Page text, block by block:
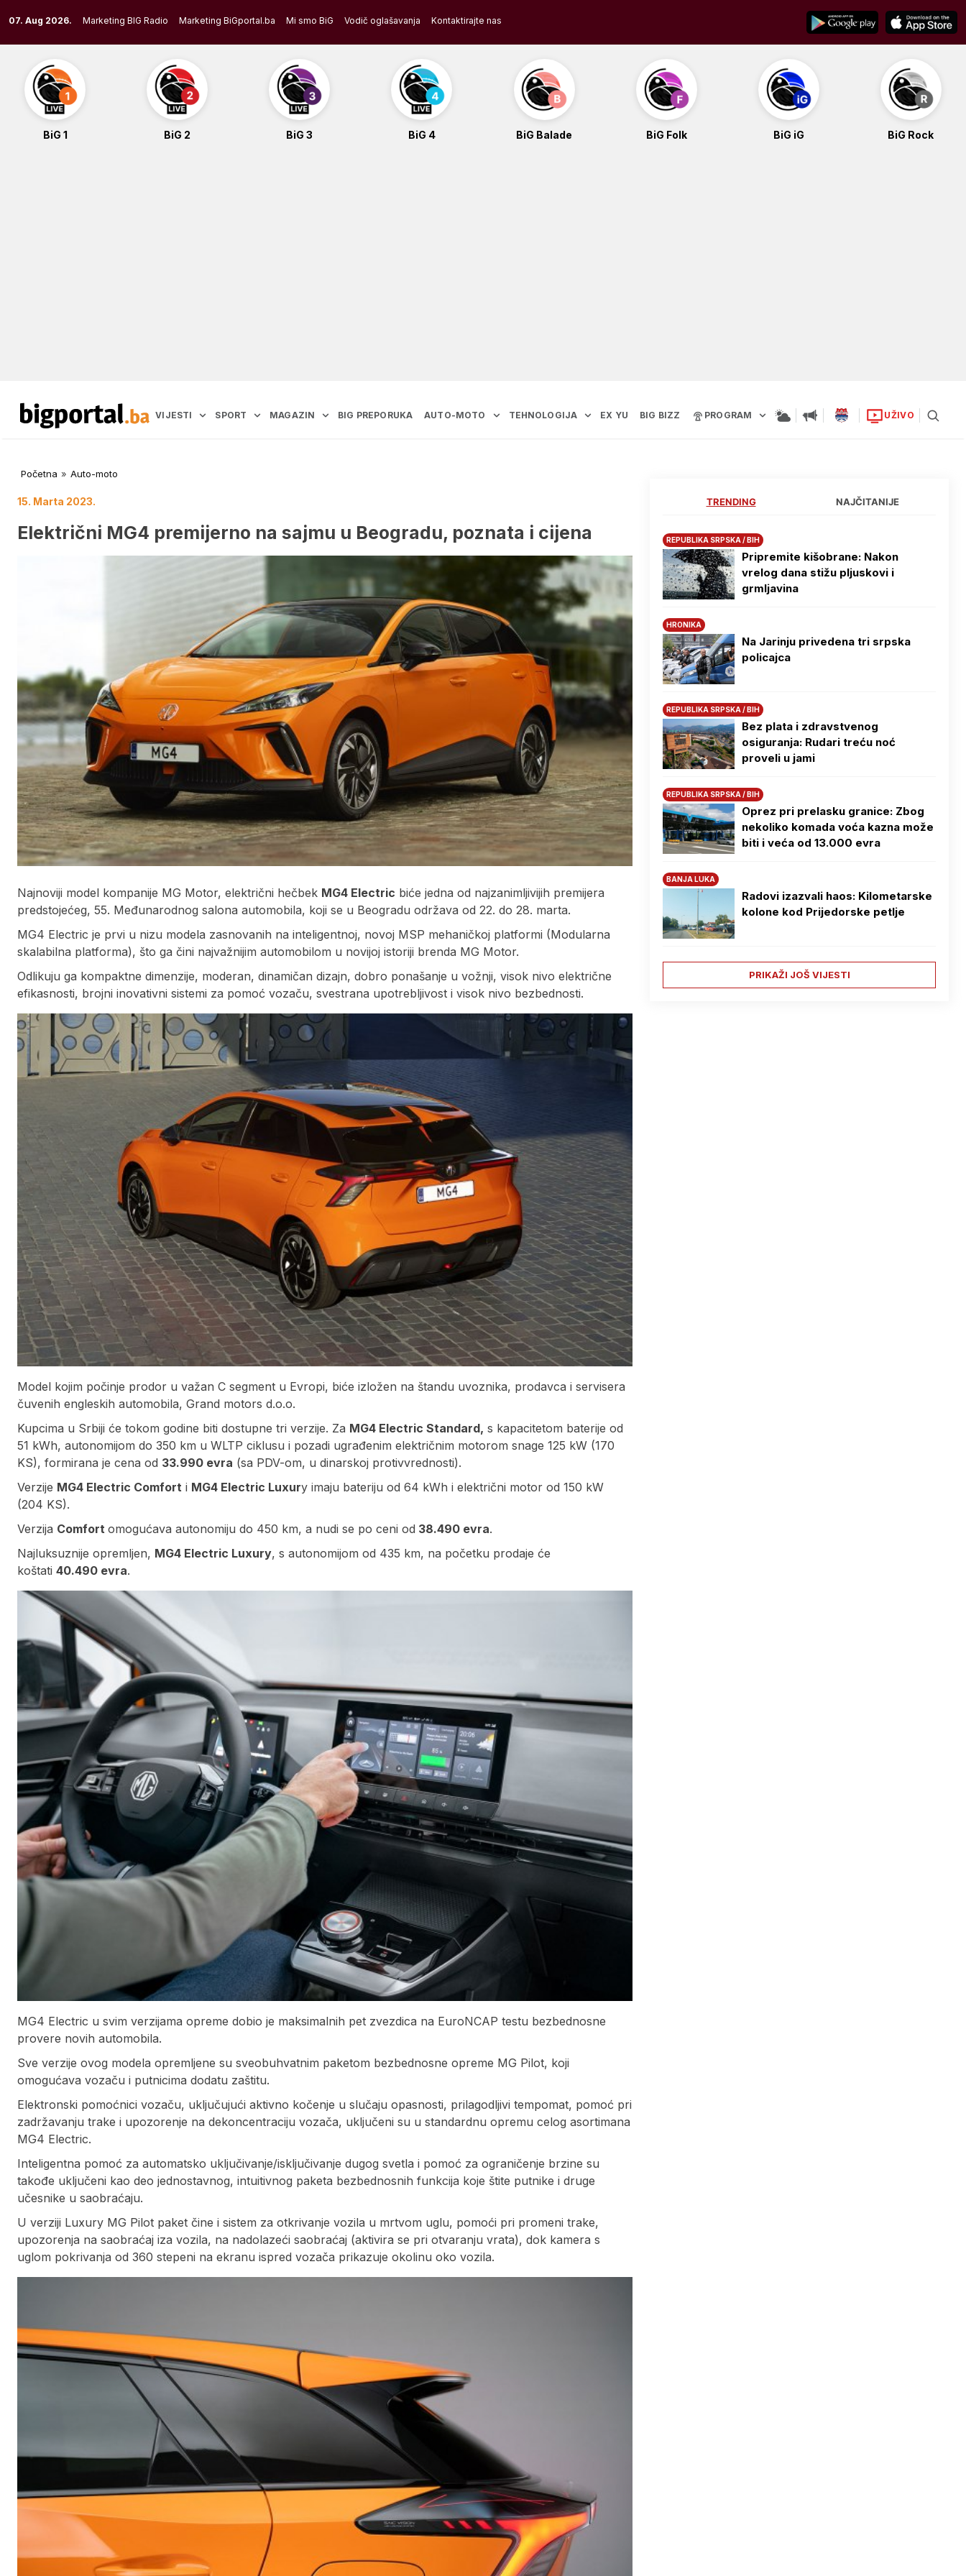
to
content
07. Aug 2026. Marketing BIG Radio Marketing BiGportal.ba Mi smo BiG Vodič oglašavanja Kontaktirajte nas
BiG 1 BiG 2 BiG 3 BiG 4 BiG Balade BiG Folk BiG iG BiG Rock
VIJESTI SPORT MAGAZIN BIG PREPORUKA AUTO-MOTO TEHNOLOGIJA EX YU BIG BIZZ PROGRAM UŽIVO
Početna » Auto-moto
15. Marta 2023.
Električni MG4 premijerno na sajmu u Beogradu, poznata i cijena
Najnoviji model kompanije MG Motor, električni hečbek MG4 Electric biće jedna od najzanimljivijih premijera
predstojećeg, 55. Međunarodnog salona automobila, koji se u Beogradu održava od 22. do 28. marta.
MG4 Electric je prvi u nizu modela zasnovanih na inteligentnoj, novoj MSP mehaničkoj platformi (Modularna
skalabilna platforma), što ga čini najvažnijim automobilom u novijoj istoriji brenda MG Motor.
Odlikuju ga kompaktne dimenzije, moderan, dinamičan dizajn, dobro ponašanje u vožnji, visok nivo električne
efikasnosti, brojni inovativni sistemi za pomoć vozaču, svestrana upotrebljivost i visok nivo bezbednosti.
Model kojim počinje prodor u važan C segment u Evropi, biće izložen na štandu uvoznika, prodavca i servisera
čuvenih engleskih automobila, Grand motors d.o.o.
Kupcima u Srbiji će tokom godine biti dostupne tri verzije. Za MG4 Electric Standard, s kapacitetom baterije od
51 kWh, autonomijom do 350 km u WLTP ciklusu i pozadi ugrađenim električnim motorom snage 125 kW (170
KS), formirana je cena od 33.990 evra (sa PDV-om, u dinarskoj protivvrednosti).
Verzije MG4 Electric Comfort i MG4 Electric Luxury imaju bateriju od 64 kWh i električni motor od 150 kW
(204 KS).
Verzija Comfort omogućava autonomiju do 450 km, a nudi se po ceni od 38.490 evra.
Najluksuznije opremljen, MG4 Electric Luxury, s autonomijom od 435 km, na početku prodaje će
koštati 40.490 evra.
MG4 Electric u svim verzijama opreme dobio je maksimalnih pet zvezdica na EuroNCAP testu bezbednosne
provere novih automobila.
Sve verzije ovog modela opremljene su sveobuhvatnim paketom bezbednosne opreme MG Pilot, koji
omogućava vozaču i putnicima dodatu zaštitu.
Elektronski pomoćnici vozaču, uključujući aktivno kočenje u slučaju opasnosti, prilagodljivi tempomat, pomoć pri
zadržavanju trake i upozorenje na dekoncentraciju vozača, uključeni su u standardnu opremu celog asortimana
MG4 Electric.
Inteligentna pomoć za automatsko uključivanje/isključivanje dugog svetla i pomoć za ograničenje brzine su
takođe uključeni kao deo jednostavnog, intuitivnog paketa bezbednosnih funkcija koje štite putnike i druge
učesnike u saobraćaju.
U verziji Luxury MG Pilot paket čine i sistem za otkrivanje vozila u mrtvom uglu, pomoći pri promeni trake,
upozorenja na saobraćaj iza vozila, na nadolazeći saobraćaj (aktivira se pri otvaranju vrata), dok kamera s
uglom pokrivanja od 360 stepeni na ekranu ispred vozača prikazuje okolinu oko vozila.
TRENDING NAJČITANIJE
REPUBLIKA SRPSKA / BIH
Pripremite kišobrane: Nakon
vrelog dana stižu pljuskovi i
grmljavina
HRONIKA
Na Јarinju privedena tri srpska
policajca
REPUBLIKA SRPSKA / BIH
Bez plata i zdravstvenog
osiguranja: Rudari treću noć
proveli u jami
REPUBLIKA SRPSKA / BIH
Oprez pri prelasku granice: Zbog
nekoliko komada voća kazna može
biti i veća od 13.000 evra
BANJA LUKA
Radovi izazvali haos: Kilometarske
kolone kod Prijedorske petlje
PRIKAŽI JOŠ VIJESTI